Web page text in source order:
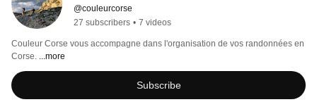
@couleurcorse
27 subscribers • 7 videos
Couleur Corse vous accompagne dans l'organisation de vos randonnées en
Corse. ...more
Subscribe